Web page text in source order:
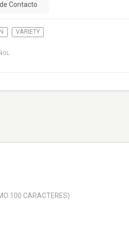
Contacto
VARIETY